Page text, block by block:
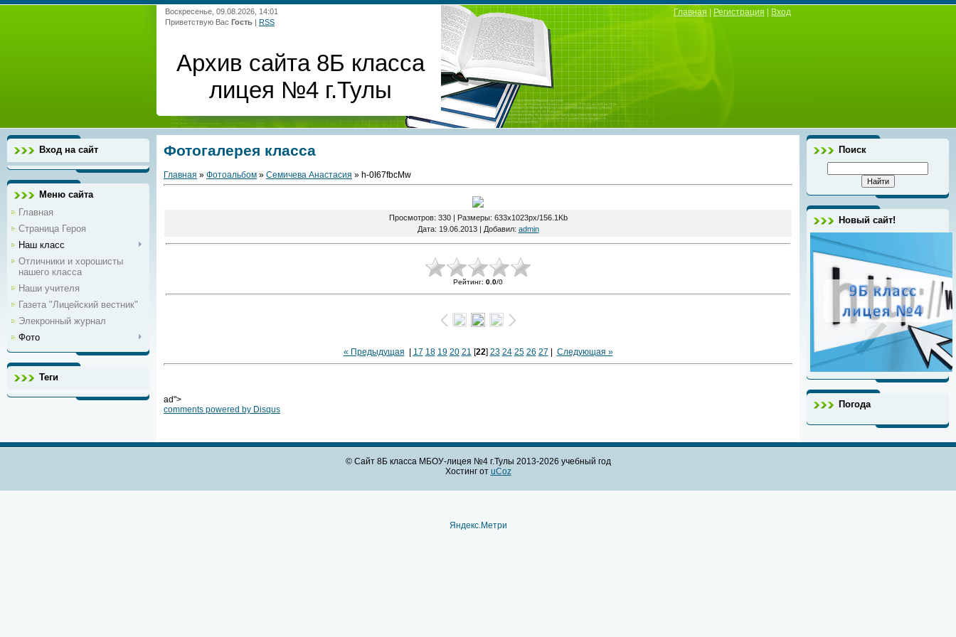
Воскресенье, 09.08.2026, 14:01
Приветствую Вас Гость | RSS
Архив сайта 8Б класса
лицея №4 г.Тулы
Главная Регистрация Вход
Вход на сайт
Меню сайта
Главная
Страница Героя
Наш класс
Отличники и хорошисты
нашего класса
Наши учителя
Газета "Лицейский вестник"
Элекронный журнал
Фото
Теги
Фотогалерея класса
Главная » Фотоальбом » Семичева Анастасия » h-0I67fbcMw
Просмотров: 330 | Размеры: 633x1023px/156.1Kb
Дата: 19.06.2013 | Добавил: admin
Рейтинг: 0.0/0
« Предыдущая 17 18 19 20 21 [22] 23 24 25 26 27 Следующая »
ad">
comments powered by Disqus
Поиск
Новый сайт!
Погода
© Сайт 8Б класса МБОУ-лицея №4 г.Тулы 2013-2026 учебный год
Хостинг от uCoz